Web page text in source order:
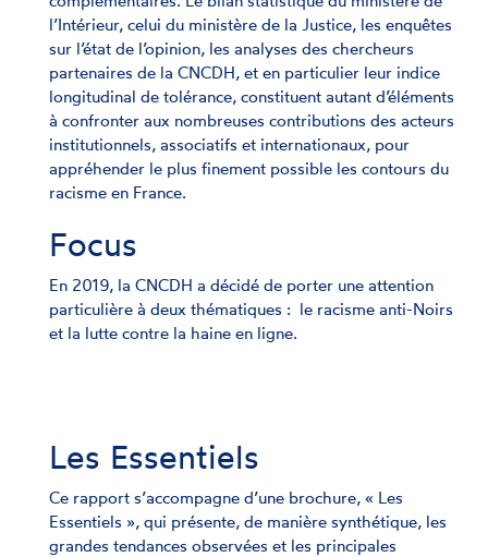
l’Intérieur, celui du ministère de la Justice, les enquêtes
sur l’état de l’opinion, les analyses des chercheurs
partenaires de la CNCDH, et en particulier leur indice
longitudinal de tolérance, constituent autant d’éléments
à confronter aux nombreuses contributions des acteurs
institutionnels, associatifs et internationaux, pour
appréhender le plus finement possible les contours du
racisme en France.
Focus
En 2019, la CNCDH a décidé de porter une attention
particulière à deux thématiques : le racisme anti-Noirs
et la lutte contre la haine en ligne.
Les Essentiels
Ce rapport s’accompagne d’une brochure, « Les
Essentiels », qui présente, de manière synthétique, les
grandes tendances observées et les principales